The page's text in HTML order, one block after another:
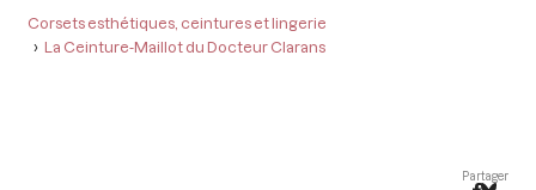
Corsets esthétiques, ceintures et lingerie
La Ceinture-Maillot du Docteur Clarans
Partager